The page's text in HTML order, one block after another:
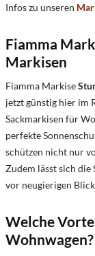
Infos zu unseren
Fiamma
Markisen
Fiamma Markise
jetzt günstig hier im
Sackmarkisen für
perfekte
schützen nicht nur
Zudem lässt sich die
vor neugierigen
Welche
Wohnwagen?